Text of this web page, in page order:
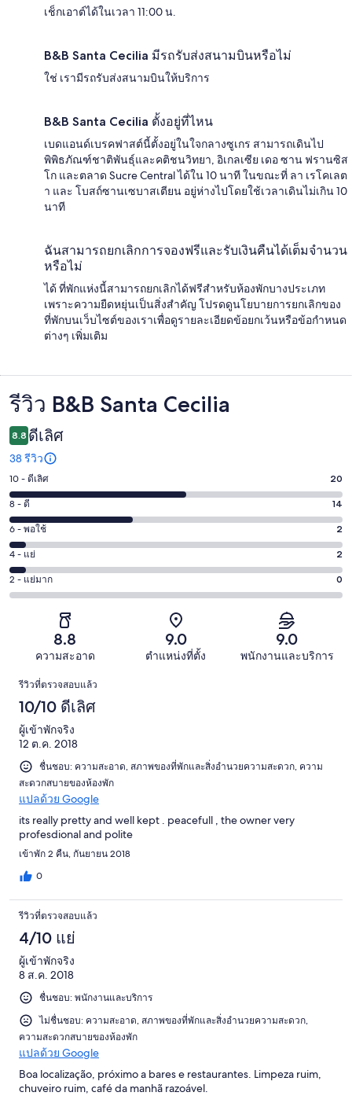
เช็กเอาต์ได้ในเวลา 11:00 น.
B&B Santa Cecilia มีรถรับส่งสนามบินหรือไม่
ใช่ เรามีรถรับส่งสนามบินให้บริการ
B&B Santa Cecilia ตั้งอยู่ที่ไหน
เบดแอนด์เบรคฟาสต์นี้ตั้งอยู่ในใจกลางซูเกร สามารถเดินไป
พิพิธภัณฑ์ชาติพันธุ์และคติชนวิทยา, อิเกลเซีย เดอ ซาน ฟรานซิส
โก และตลาด Sucre Central ได้ใน 10 นาที ในขณะที่ ลา เรโคเลต
า และ โบสถ์ซานเซบาสเตียน อยู่ห่างไปโดยใช้เวลาเดินไม่เกิน 10
นาที
ฉันสามารถยกเลิกการจองฟรีและรับเงินคืนได้เต็มจำนวน
หรือไม่
ได้ ที่พักแห่งนี้สามารถยกเลิกได้ฟรีสำหรับห้องพักบางประเภท
เพราะความยืดหยุ่นเป็นสิ่งสำคัญ โปรดดูนโยบายการยกเลิกของ
ที่พักบนเว็บไซต์ของเราเพื่อดูรายละเอียดข้อยกเว้นหรือข้อกำหนด
ต่างๆ เพิ่มเติม
รีวิว
รีวิว B&B Santa Cecilia
8.8 ดีเลิศ
38 รีวิว
คะแนน
10
-
ดี
เลิศ
20
จาก
10 - ดีเลิศ 20
คะแนน
8
-
ดี
14
จาก
8 - ดี 14
คะแนน
6
-
พอใช้
2
6 - พอใช้ 2
คะแนน
4
-
รีวิว
4 - แย่ 2
คะแนน
2
จาก
38
รีวิว
2 - แย่มาก 0
8.8
ความสะอาด
9.0
ตำแหน่งที่ตั้ง
9.0
พนักงานและบริการ
รีวิว
รีวิวที่ตรวจสอบแล้ว
10/10 ดีเลิศ
ผู้เข้าพักจริง
12 ต.ค. 2018
ชื่นชอบ: ความสะอาด, สภาพของที่พักและสิ่งอำนวยความสะดวก, ความ
สะดวกสบายของห้องพัก
แปลด้วย Google
its really pretty and well kept . peacefull , the owner very
profesdional and polite
เข้าพัก 2 คืน, กันยายน 2018
0
รีวิวที่ตรวจสอบแล้ว
4/10 แย่
ผู้เข้าพักจริง
8 ส.ค. 2018
ชื่นชอบ: พนักงานและบริการ
ไม่ชื่นชอบ: ความสะอาด, สภาพของที่พักและสิ่งอำนวยความสะดวก,
ความสะดวกสบายของห้องพัก
แปลด้วย Google
Boa localização, próximo a bares e restaurantes. Limpeza ruim,
chuveiro ruim, café da manhã razoável.